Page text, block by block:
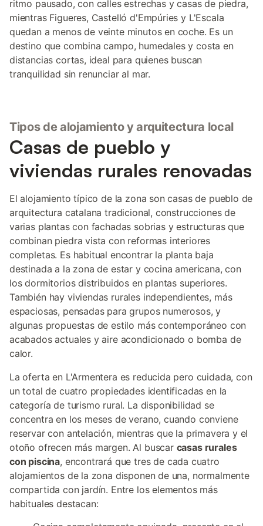
ritmo pausado, con calles estrechas y casas de piedra,
mientras Figueres, Castelló d'Empúries y L'Escala
quedan a menos de veinte minutos en coche. Es un
destino que combina campo, humedales y costa en
distancias cortas, ideal para quienes buscan
tranquilidad sin renunciar al mar.
Tipos de alojamiento y arquitectura local
Casas de pueblo y
viviendas rurales renovadas
El alojamiento típico de la zona son casas de pueblo de
arquitectura catalana tradicional, construcciones de
varias plantas con fachadas sobrias y estructuras que
combinan piedra vista con reformas interiores
completas. Es habitual encontrar la planta baja
destinada a la zona de estar y cocina americana, con
los dormitorios distribuidos en plantas superiores.
También hay viviendas rurales independientes, más
espaciosas, pensadas para grupos numerosos, y
algunas propuestas de estilo más contemporáneo con
acabados actuales y aire acondicionado o bomba de
calor.
La oferta en L'Armentera es reducida pero cuidada, con
un total de cuatro propiedades identificadas en la
categoría de turismo rural. La disponibilidad se
concentra en los meses de verano, cuando conviene
reservar con antelación, mientras que la primavera y el
otoño ofrecen más margen. Al buscar casas rurales
con piscina, encontrará que tres de cada cuatro
alojamientos de la zona disponen de una, normalmente
compartida con jardín. Entre los elementos más
habituales destacan: